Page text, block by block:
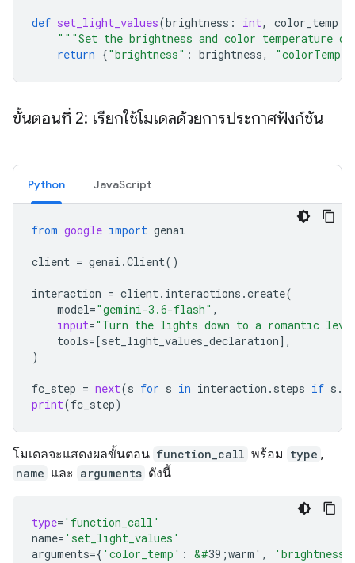
def set_light_values(brightness : int, color_temp
"""Set the brightness and color temperature
return {"brightness" : brightness,
ขั้นตอนที่ 2: เรียกใช้โมเดลด้วยการประกาศฟังก์ชัน
Python JavaScript
from google import genai
client = genai .Client()
interaction = client. interactions .create(
model="gemini-3.6-flash" ,
input="Turn the lights down to a romantic
tools= [set_light_values_declaration],
)
fc_step = next(s for s in interaction . steps if s .
print(fc_step)
โมเดลจะแสดงผลขั้นตอน function_call พร้อม type ,
name และ arguments ดังนี้
type= 'function_call'
name= 'set_light_values'
arguments={ 'color_temp' : &#39;warm' , 'brightness'